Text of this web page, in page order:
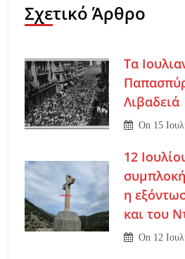
Σχετικό Άρθρο
Τα
Λιβαδειά
On 15
12
η
και του
On 12